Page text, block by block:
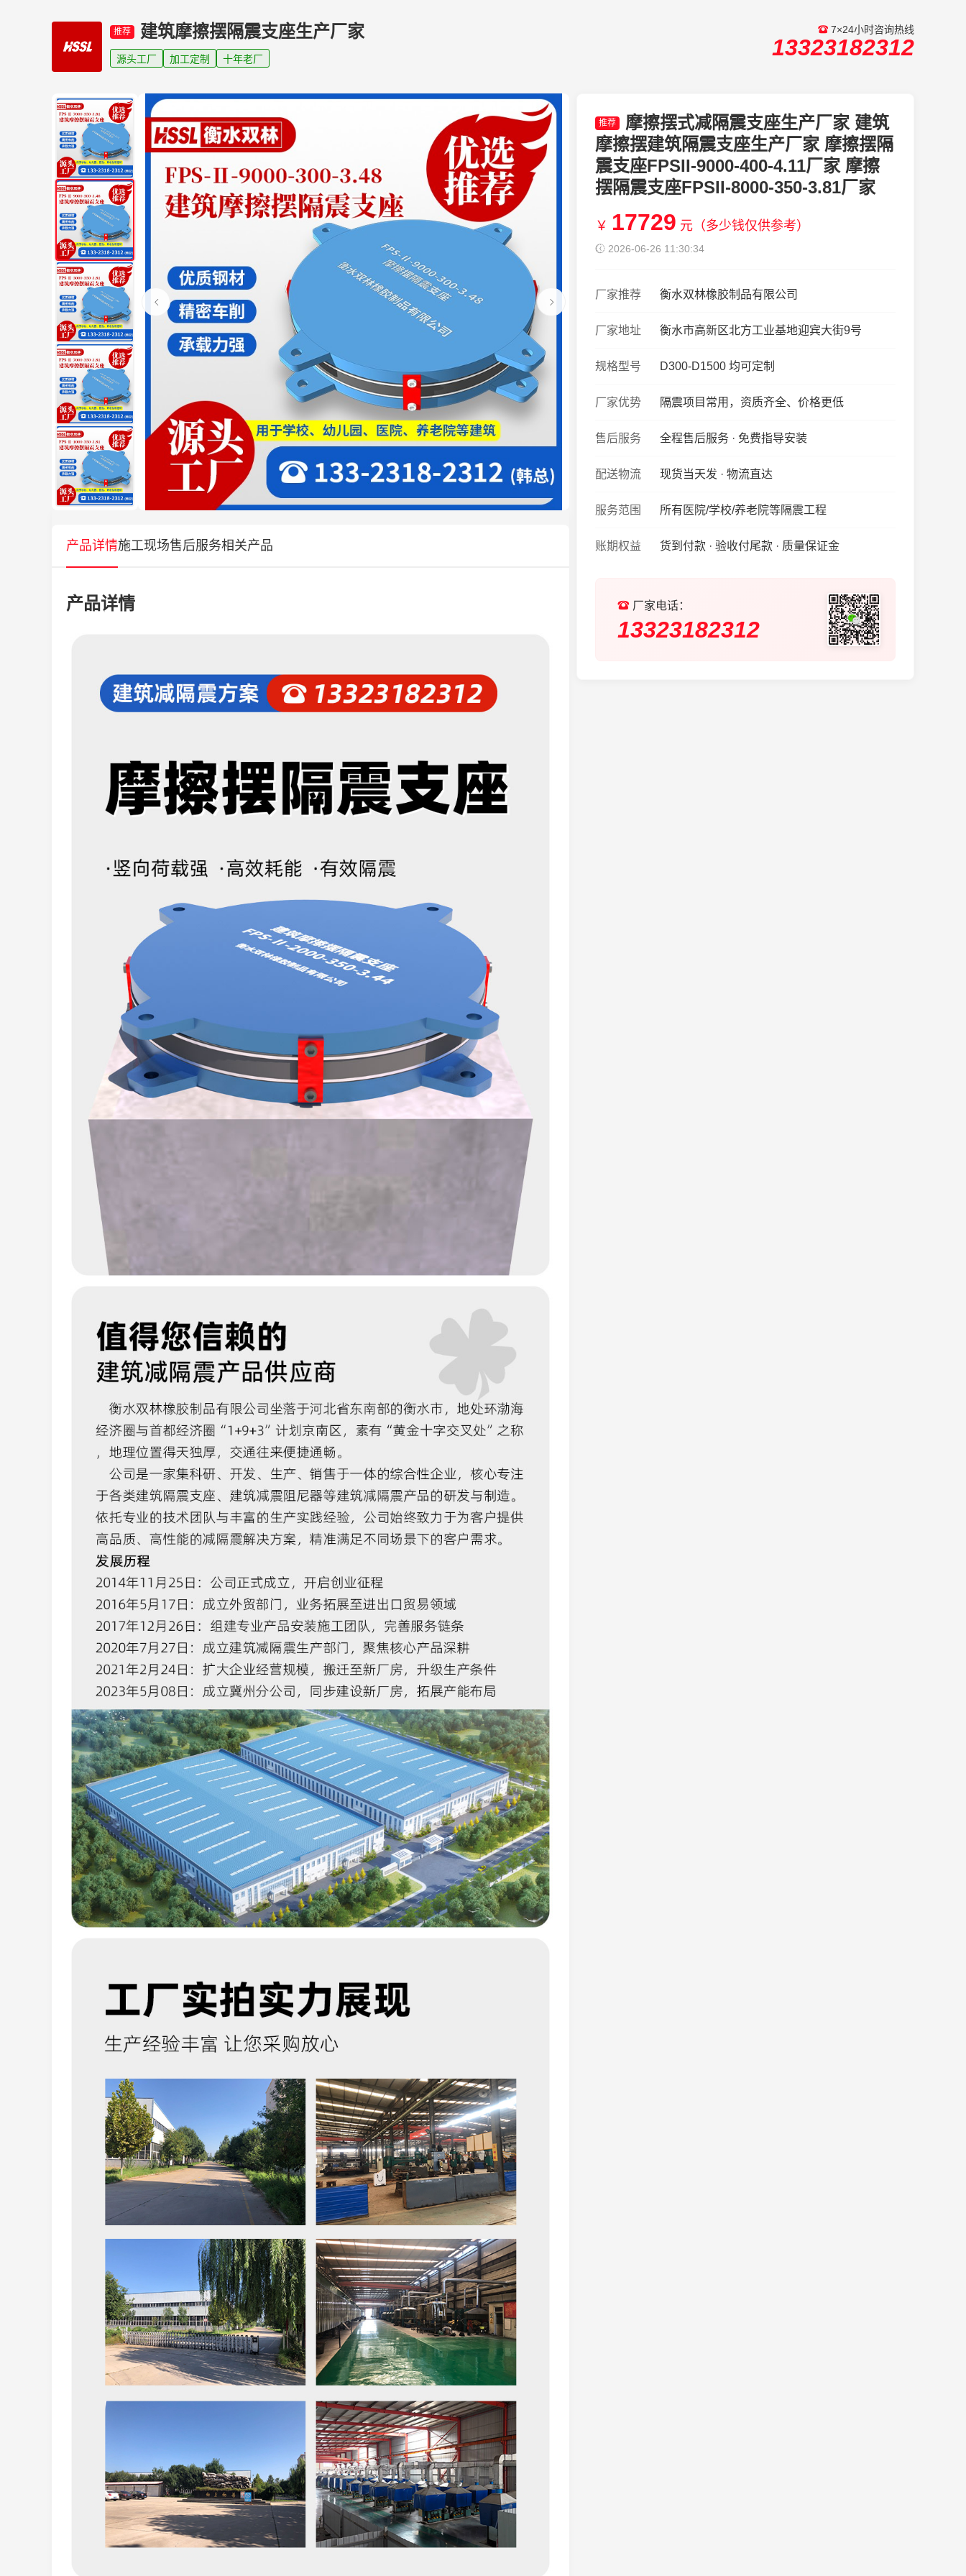
推荐 建筑摩擦摆隔震支座生产厂家
源头工厂 加工定制 十年老厂
7×24小时咨询热线
13323182312
推荐
摩擦摆式减隔震支座生产厂家 建筑
摩擦摆建筑隔震支座生产厂家 摩擦摆隔
震支座FPSII-9000-400-4.11厂家 摩擦
摆隔震支座FPSII-8000-350-3.81厂家
￥ 17729 元（多少钱仅供参考）
2026-06-26 11:30:34
厂家推荐 衡水双林橡胶制品有限公司
厂家地址 衡水市高新区北方工业基地迎宾大街9号
规格型号 D300-D1500 均可定制
厂家优势 隔震项目常用，资质齐全、价格更低
售后服务 全程售后服务 · 免费指导安装
配送物流 现货当天发 · 物流直达
服务范围 所有医院/学校/养老院等隔震工程
账期权益 货到付款 · 验收付尾款 · 质量保证金
厂家电话：
13323182312
产品详情施工现场售后服务相关产品
产品详情